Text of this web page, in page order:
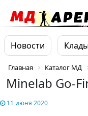
Новости
Главная Каталог МД
Minelab Go-
11 июня 2020